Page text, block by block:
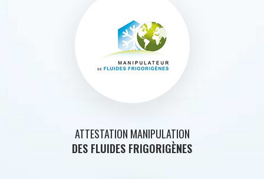
ATTESTATION MANIPULATION
DES FLUIDES FRIGORIGÈNES